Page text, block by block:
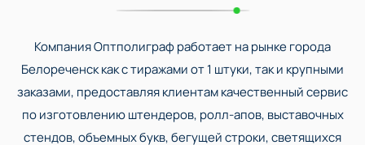
Компания Оптполиграф работает на рынке города
Белореченск как с тиражами от 1 штуки, так и крупными
заказами, предоставляя клиентам качественный сервис
по изготовлению штендеров, ролл-апов, выставочных
стендов, объемных букв, бегущей строки, светящихся